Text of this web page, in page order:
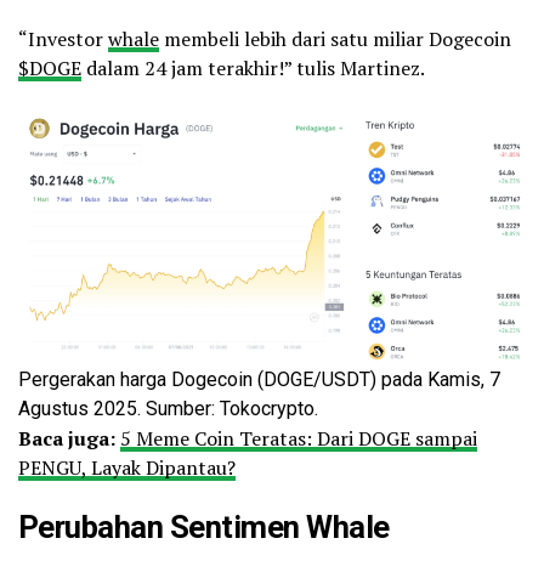
“Investorwhale membeli lebih dari satu miliar Dogecoin
$DOGE dalam 24 jam terakhir!” tulis Martinez.
Pergerakan harga Dogecoin (DOGE/USDT) pada Kamis, 7
Agustus 2025. Sumber: Tokocrypto.
Baca juga: 5 Meme Coin Teratas: Dari DOGE sampai
PENGU, Layak Dipantau?
Perubahan Sentimen Whale